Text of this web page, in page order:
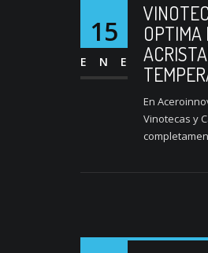
15
ENE
OPTIMA
En
Vinotecas y